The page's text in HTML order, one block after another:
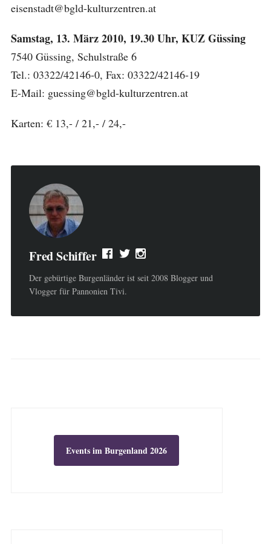
eisenstadt@bgld-kulturzentren.at
Samstag, 13. März 2010, 19.30 Uhr, KUZ Güssing
7540 Güssing, Schulstraße 6
Tel.: 03322/42146-0, Fax: 03322/42146-19
E-Mail: guessing@bgld-kulturzentren.at
Karten: € 13,- / 21,- / 24,-
Fred Schiffer
Der gebürtige Burgenländer ist seit 2008 Blogger und
Vlogger für Pannonien Tivi.
Events im Burgenland 2026